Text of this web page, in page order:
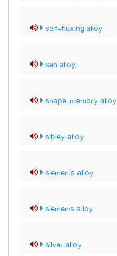
self-fluxing alloy
sen alloy
shape-memory alloy
sibley alloy
siemen’s alloy
siemen's alloy
silver alloy